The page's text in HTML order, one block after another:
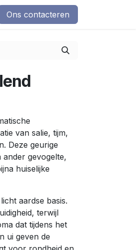
Ons contacteren
van salie, tijm,
Deze geurige
gevogelte,
huiselijke
aardse basis.
terwijl
dat tijdens het
ui geven de